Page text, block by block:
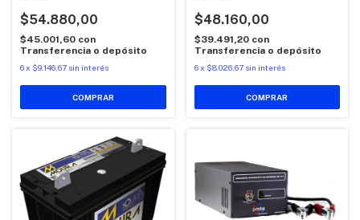
$54.880,00
$45.001,60 con
Transferencia o depósito
6x $9.146,67 sin interés
$48.160,00
$39.491,20 con
Transferencia o depósito
6 x $8.026,67 sin interés